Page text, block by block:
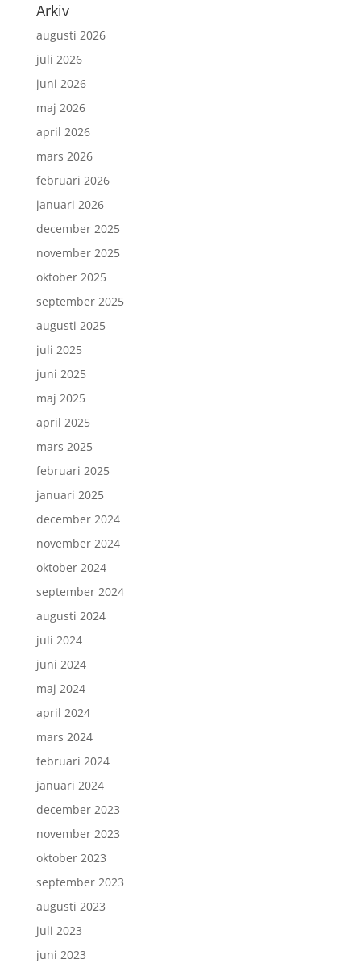
Arkiv
augusti 2026
juli 2026
juni 2026
maj 2026
april 2026
mars 2026
februari 2026
januari 2026
december 2025
november 2025
oktober 2025
september 2025
augusti 2025
juli 2025
juni 2025
maj 2025
april 2025
mars 2025
februari 2025
januari 2025
december 2024
november 2024
oktober 2024
september 2024
augusti 2024
juli 2024
juni 2024
maj 2024
april 2024
mars 2024
februari 2024
januari 2024
december 2023
november 2023
oktober 2023
september 2023
augusti 2023
juli 2023
juni 2023